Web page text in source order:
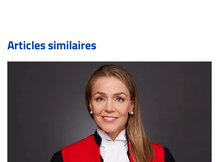
de validation, un droit de réponse.
Bien à vous,
La Rédaction de Droit-inc.com
Articles similaires